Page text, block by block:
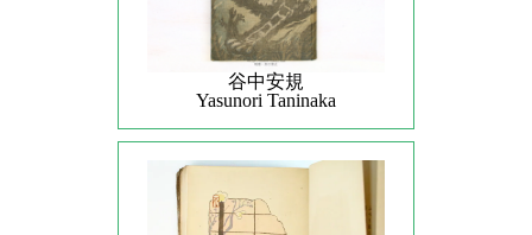
谷中安規
Yasunori Taninaka